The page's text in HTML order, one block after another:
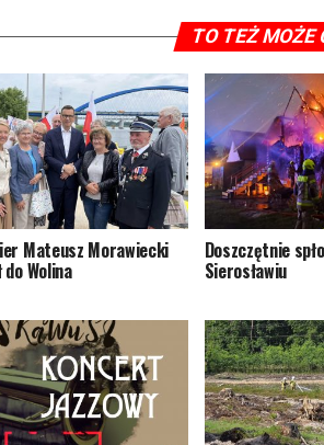
TO TEŻ MOŻE
Mateusz Morawiecki
do Wolina
Doszczętnie
Sierosławiu